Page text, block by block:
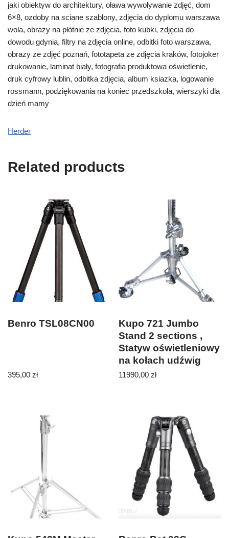
jaki obiektyw do architektury, oława wywoływanie zdjęć, dom
6×8, ozdoby na sciane szablony, zdjęcia do dyplomu warszawa
wola, obrazy na płótnie ze zdjęcia, foto kubki, zdjęcia do
dowodu gdynia, filtry na zdjęcia online, odbitki foto warszawa,
obrazy ze zdjęć poznań, fototapeta ze zdjęcia kraków, fotojoker
drukowanie, laminat biały, fotografia produktowa oświetlenie,
druk cyfrowy lublin, odbitka zdjęcia, album ksiazka, logowanie
rossmann, podziękowania na koniec przedszkola, wierszyki dla
dzień mamy
Herder
Related products
Benro TSL08CN00
395,00 zł
Kupo 721 Jumbo
Stand 2 sections ,
Statyw oświetleniowy
na kołach udźwig
100kg
11990,00zł